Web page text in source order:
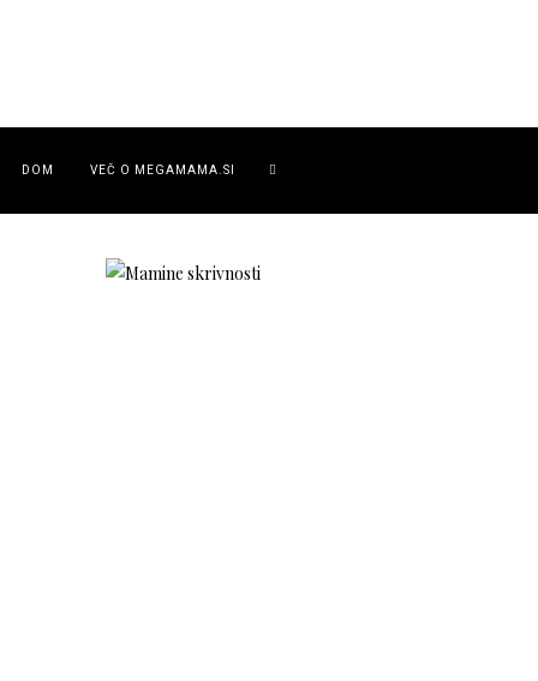
DOM VEČ O MEGAMAMA.SI